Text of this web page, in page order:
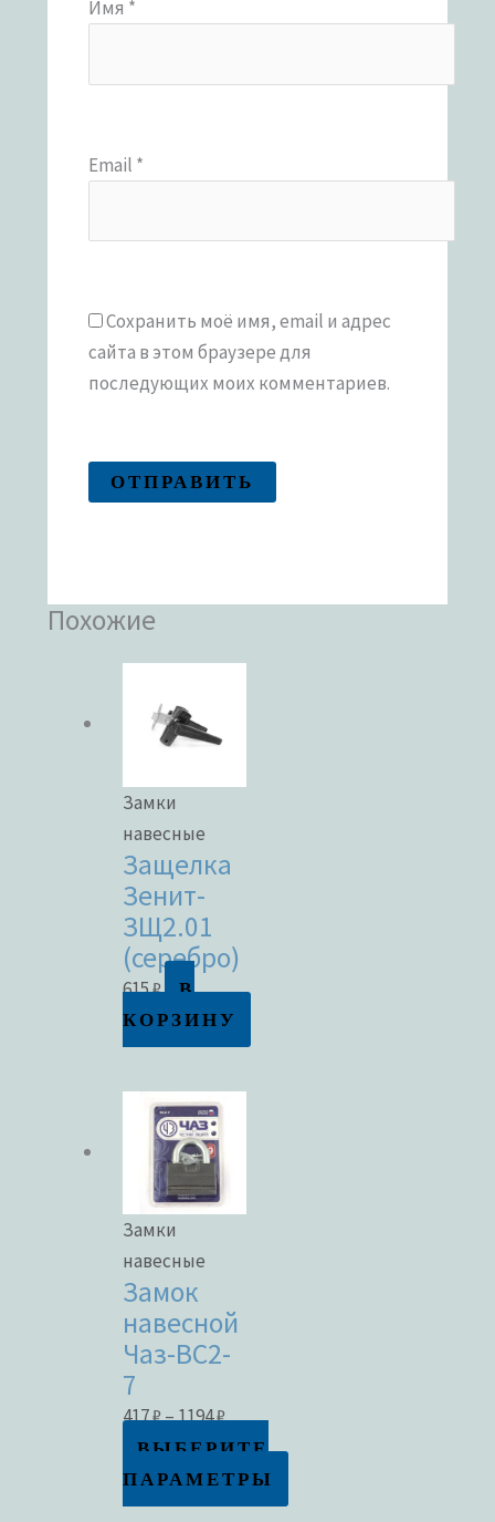
Имя *
Email *
Сохранить моё имя, email и адрес
сайта в этом браузере для
последующих моих комментариев.
Похожие
Замки
навесные
Защелка
Зенит-
ЗЩ2.01
(серебро)
615₽
В
КОРЗИНУ
Замки
навесные
Замок
навесной
Чаз-ВС2-
7
417₽–1194₽
ВЫБЕРИТЕ
ПАРАМЕТРЫ